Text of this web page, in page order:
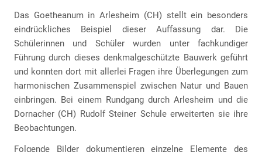
Das Goetheanum in Arlesheim (CH) stellt ein besonders
eindrückliches Beispiel dieser Auffassung dar. Die
Schülerinnen und Schüler wurden unter fachkundiger
Führung durch dieses denkmalgeschützte Bauwerk geführt
und konnten dort mit allerlei Fragen ihre Überlegungen zum
harmonischen Zusammenspiel zwischen Natur und Bauen
einbringen. Bei einem Rundgang durch Arlesheim und die
Dornacher (CH) Rudolf Steiner Schule erweiterten sie ihre
Beobachtungen.
Folgende Bilder dokumentieren einzelne Elemente des